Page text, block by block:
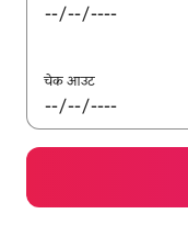
चेक आउट